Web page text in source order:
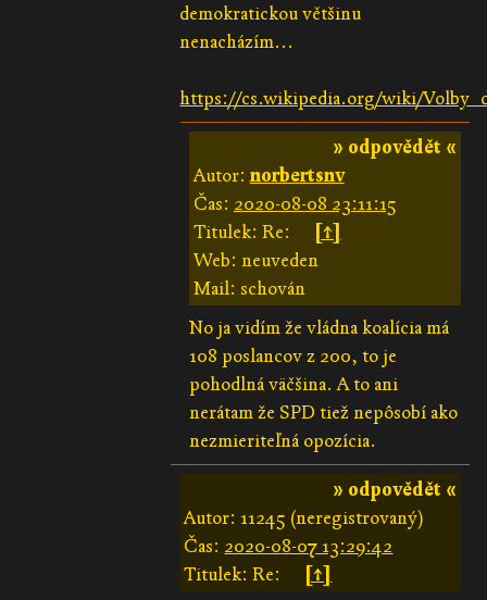
demokratickou většinu
nenacházím...
https://cs.wikipedia.org/wiki/
» odpovědět «
Autor:norbertsnv
Čas: 2020-08-08 23:11:15
Titulek: Re:
[↑]
Web: neuveden
Mail: schován
No ja vidím že vládna koalícia má
108 poslancov z 200, to je
pohodlná väčšina. A to ani
nerátam že SPD tiež nepôsobí ako
nezmieriteľná opozícia.
» odpovědět «
Autor: 11245 (neregistrovaný)
Čas: 2020-08-07 13:29:42
Titulek: Re:
[↑]